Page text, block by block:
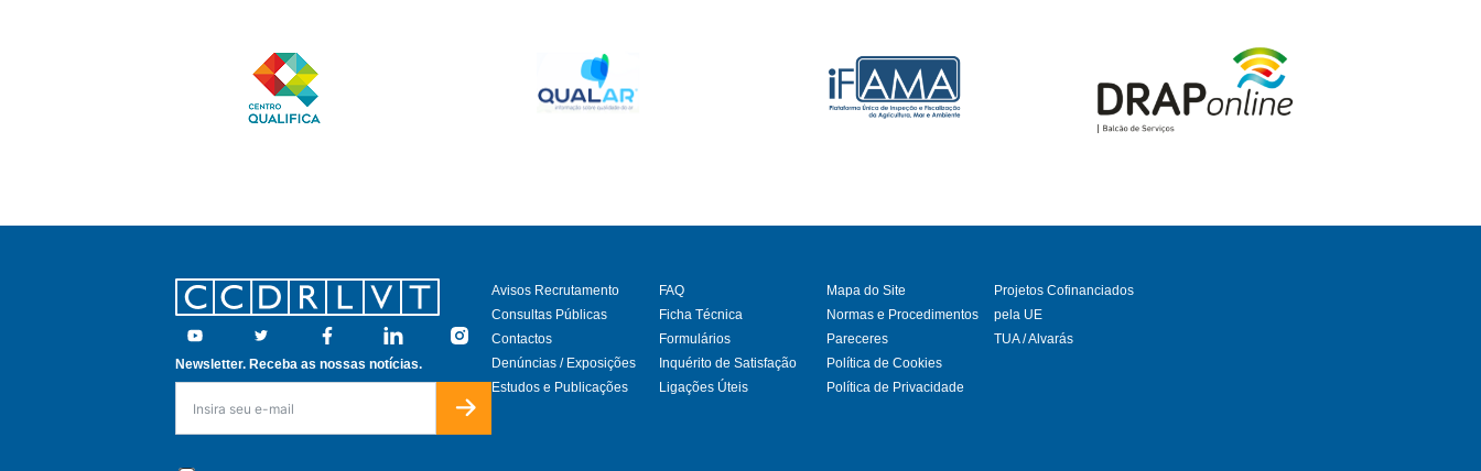
Footer
Youtube Twitter Facebook Linkedin
Instagram
Newsletter. Receba as nossas notícias.
Avisos Recrutamento
Consultas Públicas
Contactos
Denúncias / Exposições
Estudos e Publicações
FAQ
Ficha Técnica
Formulários
Inquérito de Satisfação
Ligações Úteis
Mapa do Site
Normas e Procedimentos
Pareceres
Política de Cookies
Política de Privacidade
Projetos Cofinanciados
pela UE
TUA / Alvarás